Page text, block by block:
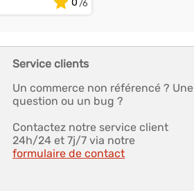
Service clients
Un commerce non référencé ? Une
question ou un bug ?
Contactez notre service client
24h/24 et 7j/7 via notre
formulaire de contact